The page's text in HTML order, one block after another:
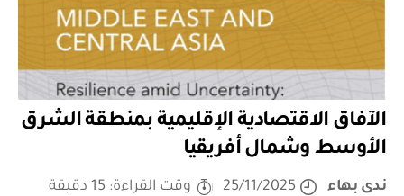
الآفاق الاقتصادية الإقليمية بمنطقة الشرق
الأوسط وشمال أفريقيا
ندى بهاء 25/11/2025 وقت القراءة: 15 دقيقة